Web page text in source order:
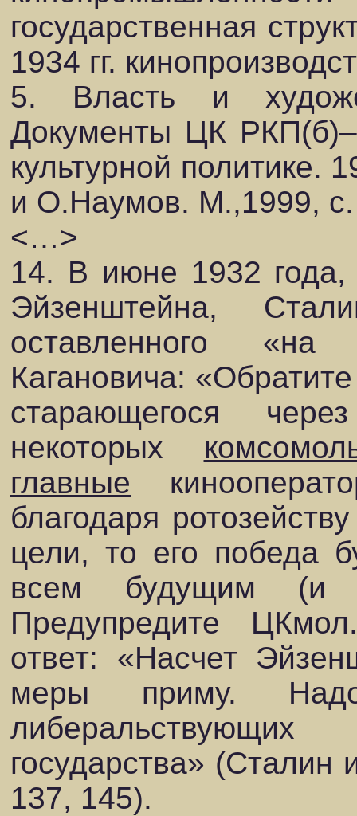
государственная
1934 гг.
5. Власть и
Документы ЦК
культурной политике.
и О.Наумов. М.,1999,
<…>
14. В июне 1932 года,
Эйзенштейна,
оставленного
Кагановича:
старающегося
некоторых
главные
благодаря
цели, то его победа
всем будущим (и
Предупредите
ответ: «Насчет
меры приму. Надо
государства» (Сталин
137, 145).